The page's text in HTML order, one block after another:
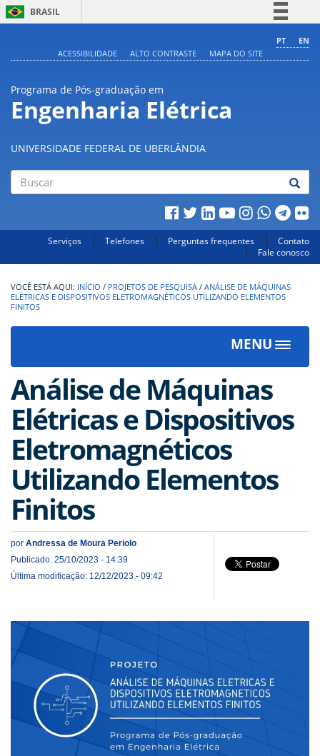
BRASIL
Comunica BR
Acesso à informação
Legislação
PT
EN
ACESSIBILIDADE
ALTO CONTRASTE MAPA DO SITE
Programa de Pós-graduação em
Engenharia Elétrica
UNIVERSIDADE FEDERAL DE UBERLÂNDIA
Serviços Telefones Perguntas frequentes
Contato
Fale conosco
INÍCIO / PROJETOS DE PESQUISA / ANÁLISE DE MÁQUINAS
ELÉTRICAS E DISPOSITIVOS ELETROMAGNÉTICOS UTILIZANDO ELEMENTOS
FINITOS
MENU
Toggle
Análise de Máquinas
Elétricas e Dispositivos
Eletromagnéticos
Utilizando Elementos
Finitos
por Andressa de Moura Periolo
Publicado: 25/10/2023 - 14:39
Última modificação: 12/12/2023 - 09:42